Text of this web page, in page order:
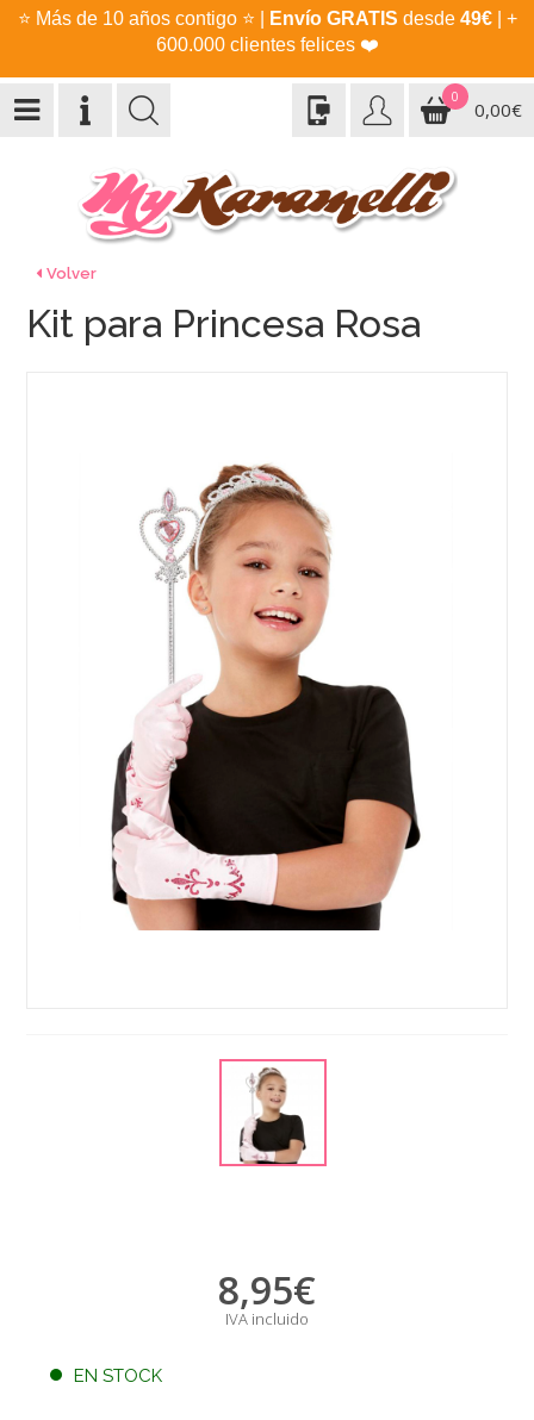
⭐ Más de 10 años contigo ⭐ Envío GRATIS desde 49€| +
600.000 clientes felices ❤️
0
0,00€
Volver
Kit para Princesa Rosa
8,95€
IVA incluido
EN STOCK